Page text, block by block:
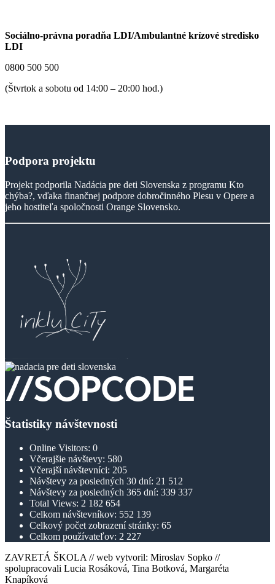
Sociálno-právna poradňa LDI/Ambulantné krízové stredisko
LDI
0800 500 500
(Štvrtok a sobotu od 14:00 – 20:00 hod.)
Podpora projektu
Projekt podporila Nadácia pre deti Slovenska z programu Kto
chýba?, vďaka finančnej podpore dobročinného Plesu v Opere a
jeho hostiteľa spoločnosti Orange Slovensko.
Štatistiky návštevnosti
Online Visitors: 0
Včerajšie návštevy: 580
Včerajší návštevníci: 205
Návštevy za posledných 30 dní: 21 512
Návštevy za posledných 365 dní: 339 337
Total Views: 2 182 654
Celkom návštevníkov: 552 139
Celkový počet zobrazení stránky: 65
Celkom používateľov: 2 227
ZAVRETÁ ŠKOLA // web vytvoril: Miroslav Sopko //
spolupracovali Lucia Rosáková, Tina Botková, Margaréta
Knapíková